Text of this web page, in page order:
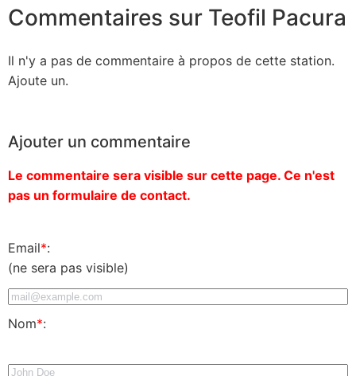
Commentaires sur Teofil Pacura
Il n'y a pas de commentaire à propos de cette station.
Ajoute un.
Ajouter un commentaire
Le commentaire sera visible sur cette page. Ce n'est
pas un formulaire de contact.
Email*:
(ne sera pas visible)
Nom*: